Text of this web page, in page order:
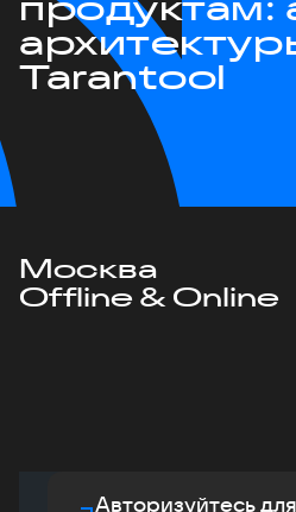
Tarantool
Москва
Offline & Online
Авторизуйтесь для